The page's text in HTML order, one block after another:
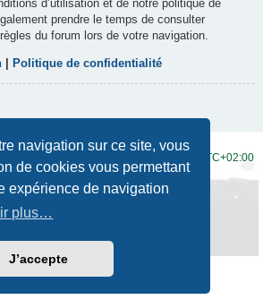
navigation sur ce site, vous
de cookies vous permettant
expérience de navigation
plus…
J’accepte
d’utilisation et de notre politique de
prendre le temps de consulter
du forum lors de votre navigation.
Politique de confidentialité
UTC+02:00
phpBB® Forum Software © phpBB Limited
française officielle
Prosilver New Edition
Confidentialité|Conditions